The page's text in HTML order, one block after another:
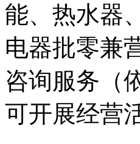
能、热水器
电器批零兼
咨询服务（
可开展经营